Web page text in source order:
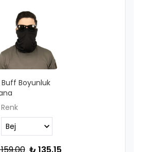
Buff Boyunluk
Renk